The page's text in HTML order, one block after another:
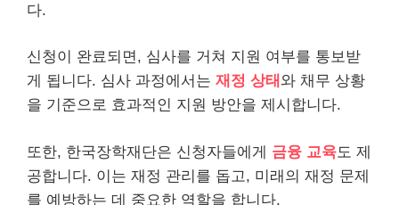
다.
신청이 완료되면, 심사를 거쳐 지원 여부를 통보받
게 됩니다. 심사 과정에서는 재정 상태 와 채무 상황
을 기준으로 효과적인 지원 방안을 제시합니다.
또한, 한국장학재단은 신청자들에게 금융 교육도 제
공합니다. 이는 재정 관리를 돕고, 미래의 재정 문제
를 예방하는 데 중요한 역할을 합니다.